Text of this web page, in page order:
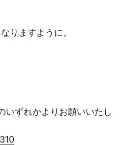
りますように。
いずれかよりお願いいたし